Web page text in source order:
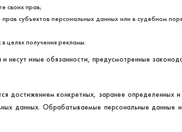
своих прав;
субъектов персональных данных или в судебном
целях получения рекламы.
несут иные обязанности, предусмотренные
достижением конкретных, заранее определенных
данных. Обрабатываемые персональные